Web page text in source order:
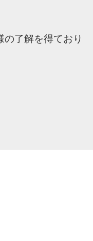
了解を得ており